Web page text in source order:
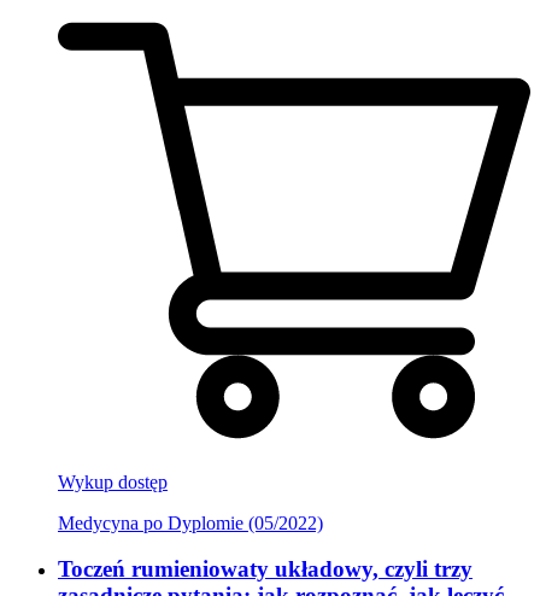
Wykup dostęp
Medycyna po Dyplomie (05/2022)
Toczeń rumieniowaty układowy, czyli trzy